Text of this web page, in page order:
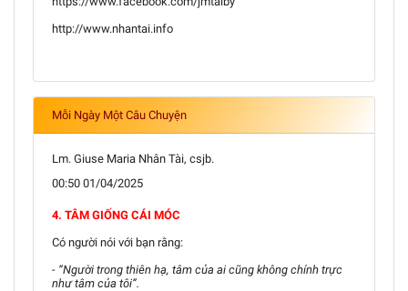
http://www.nhantai.info
Mỗi Ngày Một Câu Chuyện
Lm. Giuse Maria Nhân Tài, csjb.
00:50 01/04/2025
4. TÂM GIỐNG CÁI MÓC
Có người nói với bạn rằng:
- “Người trong thiên hạ, tâm của ai cũng không chính trực
như tâm của tôi”.